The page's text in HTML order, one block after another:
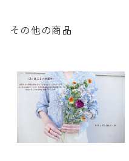
その他の商品